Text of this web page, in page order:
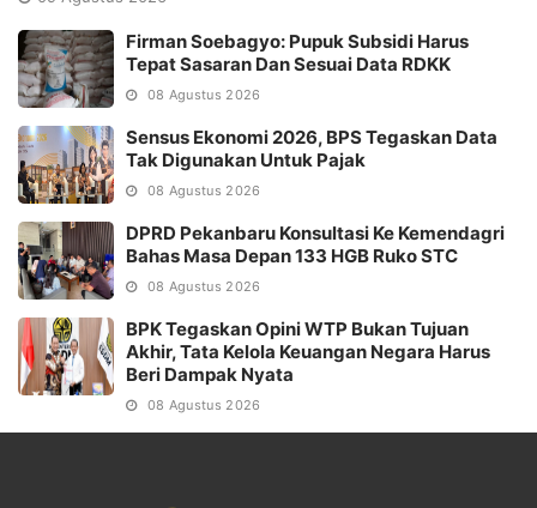
Firman Soebagyo: Pupuk Subsidi Harus
Tepat Sasaran Dan Sesuai Data RDKK
08 Agustus 2026
Sensus Ekonomi 2026, BPS Tegaskan Data
Tak Digunakan Untuk Pajak
08 Agustus 2026
DPRD Pekanbaru Konsultasi Ke Kemendagri
Bahas Masa Depan 133 HGB Ruko STC
08 Agustus 2026
BPK Tegaskan Opini WTP Bukan Tujuan
Akhir, Tata Kelola Keuangan Negara Harus
Beri Dampak Nyata
08 Agustus 2026